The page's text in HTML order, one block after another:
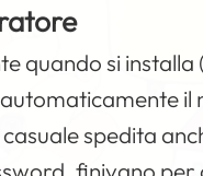
quando si
spedita